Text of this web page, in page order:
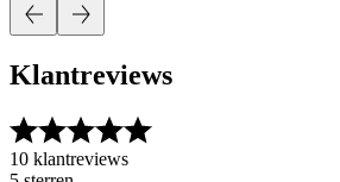
Klantreviews
10 klantreviews